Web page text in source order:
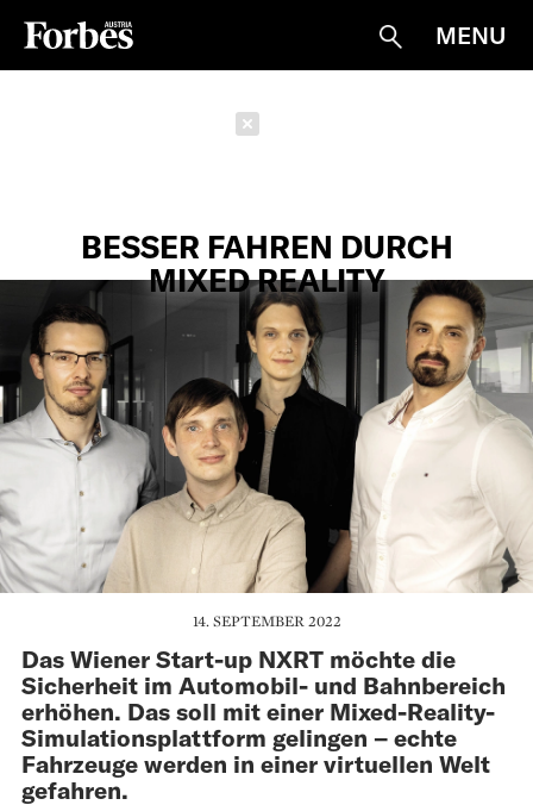
Suche
MENU
BESSER FAHREN DURCH
MIXED REALITY
14. SEPTEMBER 2022
Das Wiener Start-up NXRT möchte die
Sicherheit im Automobil- und Bahnbereich
erhöhen. Das soll mit einer Mixed-Reality-
Simulationsplattform gelingen – echte
Fahrzeuge werden in einer virtuellen Welt
gefahren.